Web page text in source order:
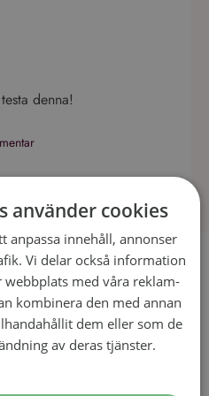
denna!
till Zin Zap
Selezione
35 min
använder cookies
anpassa innehåll, annonser
Vi delar också information
med våra reklam-
kombinera den med annan
dem eller som de
av deras tjänster.